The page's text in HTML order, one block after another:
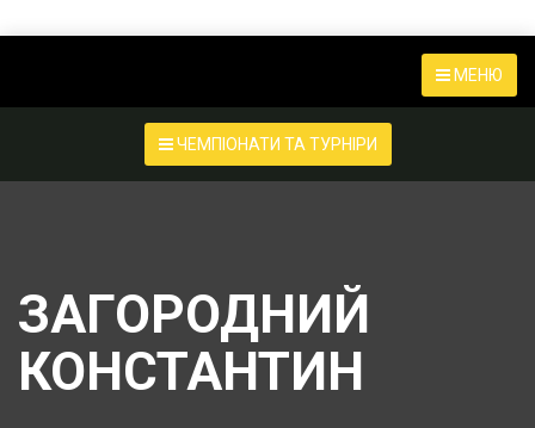
МЕНЮ
ЧЕМПІОНАТИ ТА ТУРНІРИ
ЗАГОРОДНИЙ
КОНСТАНТИН